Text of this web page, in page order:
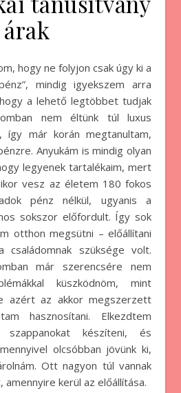
árak
mindig igyekszem arra
a lehető legtöbbet tudjak
nem éltünk túl luxus
így már korán megtanultam,
Anyukám is mindig olyan
legyenek tartalékaim, mert
vesz az életem 180 fokos
pénz nélkül, ugyanis a
sokszor előfordult. Így sok
otthon megsütni – előállítani
szüksége volt.
már szerencsére nem
küszködnöm, mint
azért az akkor megszerzett
hasznosítani. Elkezdtem
szappanokat készíteni, és
olcsóbban jövünk ki,
Ott nagyon túl vannak
amennyire kerül az előállítása.